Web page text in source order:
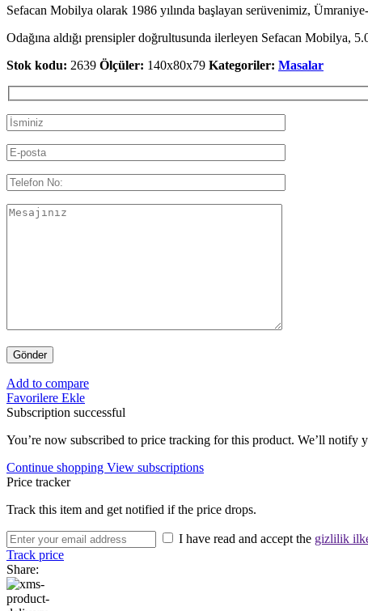
Sefacan Mobilya olarak 1986 yılında başlayan serüvenimiz,
Odağına aldığı prensipler doğrultusunda ilerleyen Sefacan Mobilya,
Stok kodu: 2639 Ölçüler: 140x80x79 Kategoriler: Masalar
Add to compare
Favorilere Ekle
Subscription successful
You’re now subscribed to price tracking for this product. We’ll notify
Continue shopping View subscriptions
Price tracker
Track this item and get notified if the price drops.
I have read and accept the gizlilik
Track price
Share: